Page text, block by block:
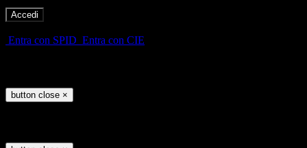
Entra con SPID Entra con CIE
button close ×